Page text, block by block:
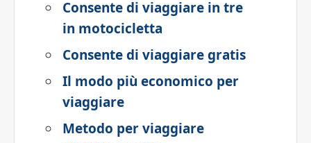
Consente di viaggiare in tre
in motocicletta
Consente di viaggiare gratis
Il modo più economico per
viaggiare
Metodo per viaggiare